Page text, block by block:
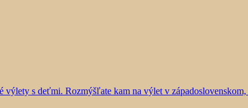
výlety s deťmi. Rozmýšľate kam na výlet v